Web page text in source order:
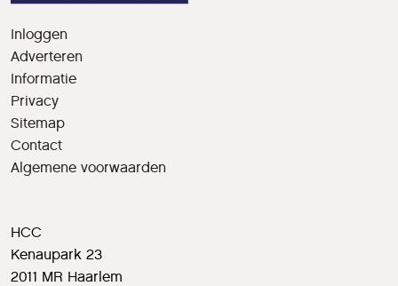
Inloggen
Adverteren
Informatie
Privacy
Sitemap
Contact
Algemene voorwaarden
HCC
Kenaupark 23
2011 MR Haarlem